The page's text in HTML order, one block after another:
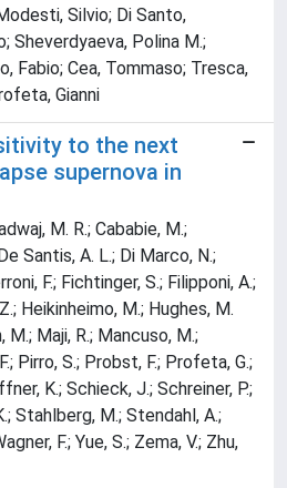
Silvio; Di Santo,
Sheverdyaeva, Polina M.;
Fabio; Cea, Tommaso; Tresca,
Gianni
to the next
supernova in
M. R.; Cababie, M.;
Santis, A. L.; Di Marco, N.;
F.; Fichtinger, S.; Filipponi, A.;
Heikinheimo, M.; Hughes, M.
M.; Maji, R.; Mancuso, M.;
Pirro, S.; Probst, F.; Profeta, G.;
K.; Schieck, J.; Schreiner, P.;
Stahlberg, M.; Stendahl, A.;
F.; Yue, S.; Zema, V.; Zhu,